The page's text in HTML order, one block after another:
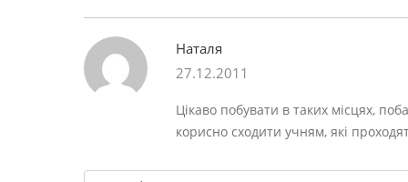
Наталя
27.12.2011
Цікаво побувати в таких місцях,
корисно сходити учням, які